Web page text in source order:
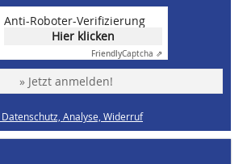
Anti-Roboter-Verifizierung
Hier klicken
FriendlyCaptcha ⇗
» Jetzt anmelden!
Analyse, Widerruf